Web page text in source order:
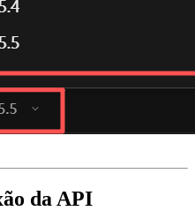
da API